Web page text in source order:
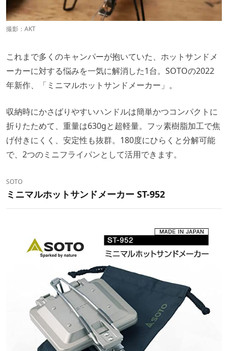
撮影：AKT
これまで多くのキャンパーが抱いていた、ホットサンドメ
ーカーに対する悩みを一気に解消した1台。SOTOの2022
年新作、「ミニマルホットサンドメーカー」。
収納時にかさばりやすいハンドルは簡単かつコンパクトに
折りたためて、重量は630gと超軽量。フッ素樹脂加工で焦
げ付きにくく、安定性も抜群。180度にひらくと分解可能
で、2つのミニフライパンとして活用できます。
SOTO
ミニマルホットサンドメーカー ST-952